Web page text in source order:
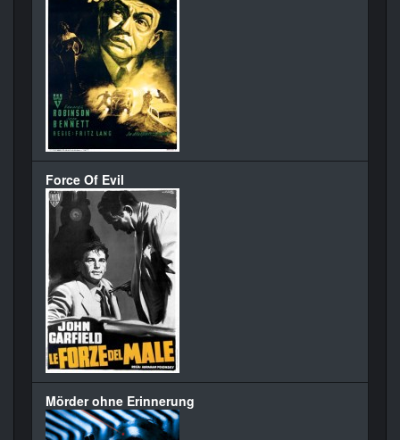
Force Of Evil
Mörder ohne Erinnerung